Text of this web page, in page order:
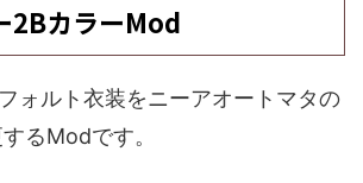
2BカラーMod
ォルト衣装をニーアオートマタの
るModです。